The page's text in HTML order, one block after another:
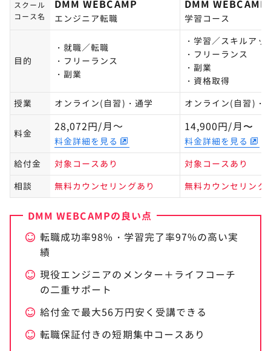
スクール
コース名
DMM WEBCAMP
エンジニア転職
DMM WEBCAMP
学習コース
目的
・就職／転職
・フリーランス
・副業
・学習／スキルアッ
・フリーランス
・副業
・資格取得
授業
オンライン(自習)・通学 オンライン(自習)・
料金
28,072円/月～
料金詳細を見る
14,900円/月〜
料金詳細を見る
給付金
対象コースあり
対象コースあり
相談
無料カウンセリングあり 無料カウンセリング
DMM WEBCAMPの良い点
転職成功率98%・学習完了率97%の高い実
績
現役エンジニアのメンター＋ライフコーチ
の二重サポート
給付金で最大56万円安く受講できる
転職保証付きの短期集中コースあり